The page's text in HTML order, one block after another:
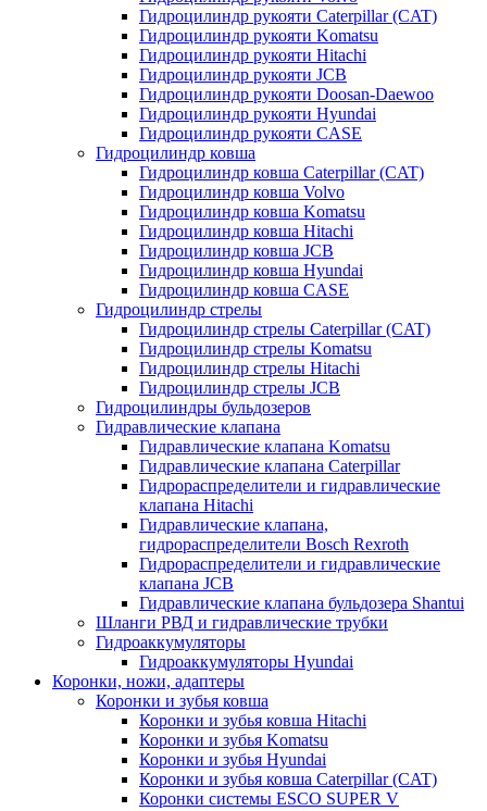
Гидроцилиндр рукояти Caterpillar (CAT)
Гидроцилиндр рукояти Komatsu
Гидроцилиндр рукояти Hitachi
Гидроцилиндр рукояти JCB
Гидроцилиндр рукояти Doosan-Daewoo
Гидроцилиндр рукояти Hyundai
Гидроцилиндр рукояти CASE
Гидроцилиндр ковша
Гидроцилиндр ковша Caterpillar (CAT)
Гидроцилиндр ковша Volvo
Гидроцилиндр ковша Komatsu
Гидроцилиндр ковша Hitachi
Гидроцилиндр ковша JCB
Гидроцилиндр ковша Hyundai
Гидроцилиндр ковша CASE
Гидроцилиндр стрелы
Гидроцилиндр стрелы Caterpillar (CAT)
Гидроцилиндр стрелы Komatsu
Гидроцилиндр стрелы Hitachi
Гидроцилиндр стрелы JCB
Гидроцилиндры бульдозеров
Гидравлические клапана
Гидравлические клапана Komatsu
Гидравлические клапана Caterpillar
Гидрораспределители и гидравлические
клапана Hitachi
Гидравлические клапана,
гидрораспределители Bosch Rexroth
Гидрораспределители и гидравлические
клапана JCB
Гидравлические клапана бульдозера Shantui
Шланги РВД и гидравлические трубки
Гидроаккумуляторы
Гидроаккумуляторы Hyundai
Коронки, ножи, адаптеры
Коронки и зубья ковша
Коронки и зубья ковша Hitachi
Коронки и зубья Komatsu
Коронки и зубья Hyundai
Коронки и зубья ковша Caterpillar (CAT)
Коронки системы ESCO SUPER V